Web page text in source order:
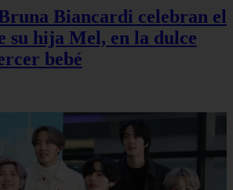
Biancardi celebran el
su hija Mel, en la dulce
bebé